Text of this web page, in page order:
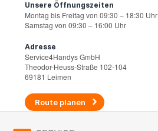
Unsere Öffnungszeiten
Montag bis Freitag von 09:30 – 18:30 Uhr
Samstag von 09:30 – 16:00 Uhr
Adresse
Service4Handys GmbH
Theodor-Heuss-Straße 102-104
69181 Leimen
Route planen